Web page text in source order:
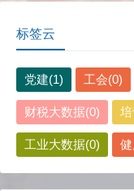
标签云
党建(1) 工会(0)
财税大数据(0)
工业大数据(0)